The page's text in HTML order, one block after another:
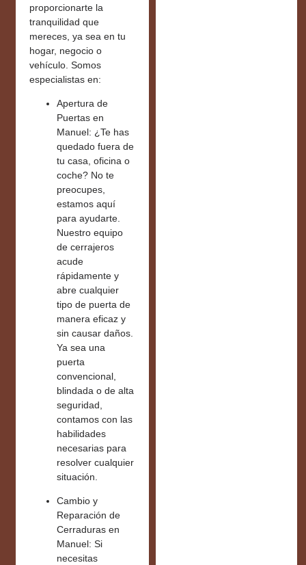
proporcionarte la
tranquilidad que
mereces, ya sea en tu
hogar, negocio o
vehículo. Somos
especialistas en:
Apertura de
Puertas en
Manuel: ¿Te has
quedado fuera de
tu casa, oficina o
coche? No te
preocupes,
estamos aquí
para ayudarte.
Nuestro equipo
de cerrajeros
acude
rápidamente y
abre cualquier
tipo de puerta de
manera eficaz y
sin causar daños.
Ya sea una
puerta
convencional,
blindada o de alta
seguridad,
contamos con las
habilidades
necesarias para
resolver cualquier
situación.
Cambio y
Reparación de
Cerraduras en
Manuel: Si
necesitas